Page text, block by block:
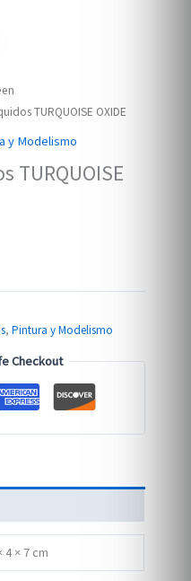
TURQUOISE OXIDE
y Modelismo
TURQUOISE
,Pintura y Modelismo
Checkout
4 × 7 cm